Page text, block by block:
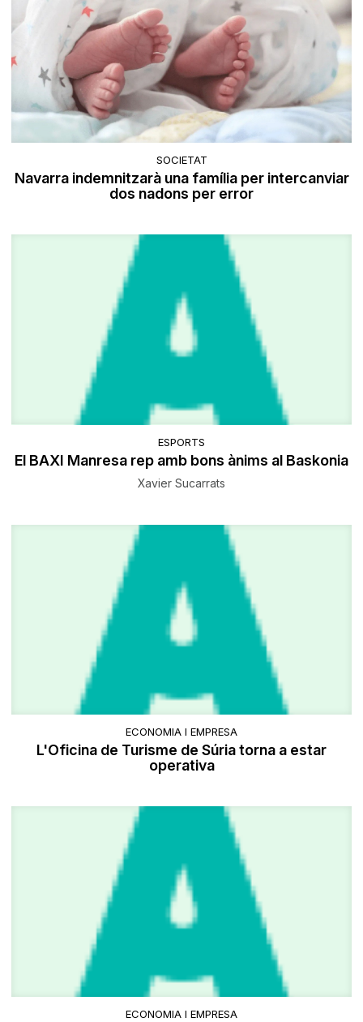
SOCIETAT
Navarra indemnitzarà una família per intercanviar
dos nadons per error
ESPORTS
El BAXI Manresa rep amb bons ànims al Baskonia
Xavier Sucarrats
ECONOMIA I EMPRESA
L'Oficina de Turisme de Súria torna a estar
operativa
ECONOMIA I EMPRESA